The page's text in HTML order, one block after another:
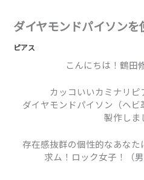
ダイヤモンドパイソン
ピアス
こんにちは！鶴田
カッコいいカミナリピ
ダイヤモンドパイソン（ヘ
製作しま
存在感抜群の個性的なあなた
求ム！ロック女子！（